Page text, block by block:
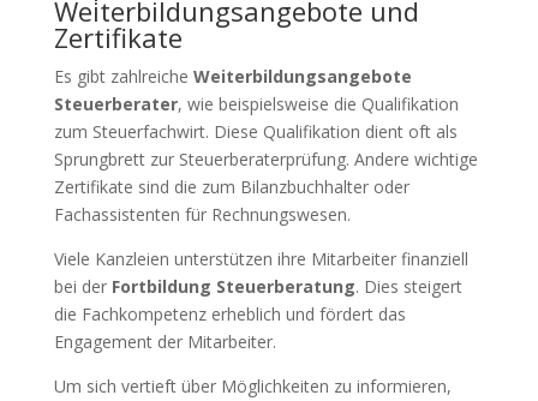
Weiterbildungsangebote und
Zertifikate
Es gibt zahlreiche Weiterbildungsangebote
Steuerberater, wie beispielsweise die Qualifikation
zum Steuerfachwirt. Diese Qualifikation dient oft als
Sprungbrett zur Steuerberaterprüfung. Andere wichtige
Zertifikate sind die zum Bilanzbuchhalter oder
Fachassistenten für Rechnungswesen.
Viele Kanzleien unterstützen ihre Mitarbeiter finanziell
bei der Fortbildung Steuerberatung. Dies steigert
die Fachkompetenz erheblich und fördert das
Engagement der Mitarbeiter.
Um sich vertieft über Möglichkeiten zu informieren,